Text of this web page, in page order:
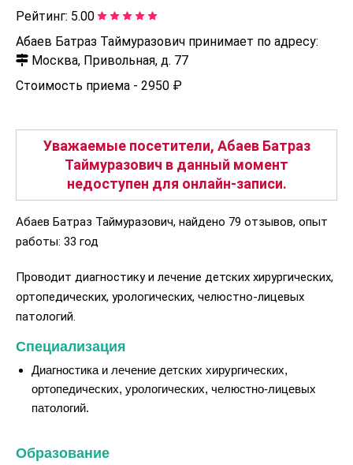
Рейтинг: 5.00
Абаев Батраз Таймуразович принимает по адресу:
Москва, Привольная, д. 77
Стоимость приема - 2950 ₽
Уважаемые посетители, Абаев Батраз
Таймуразович в данный момент
недоступен для онлайн-записи.
Абаев Батраз Таймуразович, найдено 79 отзывов, опыт
работы: 33 год
Проводит диагностику и лечение детских хирургических,
ортопедических, урологических, челюстно-лицевых
патологий.
Специализация
Диагностика и лечение детских хирургических,
ортопедических, урологических, челюстно-лицевых
патологий.
Образование